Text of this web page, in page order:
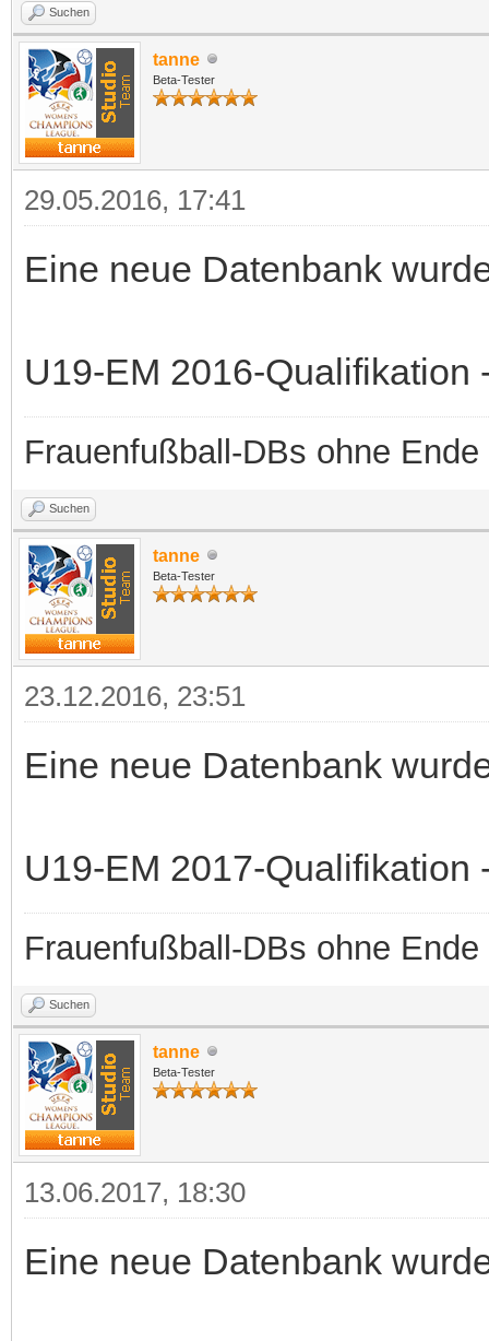
Suchen
tanne
Beta-Tester
29.05.2016, 17:41
Eine neue Datenbank
U19-EM 2016-Qualifikation
Frauenfußball-DBs ohne Ende
Suchen
tanne
Beta-Tester
23.12.2016, 23:51
Eine neue Datenbank
U19-EM 2017-Qualifikation
Frauenfußball-DBs ohne Ende
Suchen
tanne
Beta-Tester
13.06.2017, 18:30
Eine neue Datenbank